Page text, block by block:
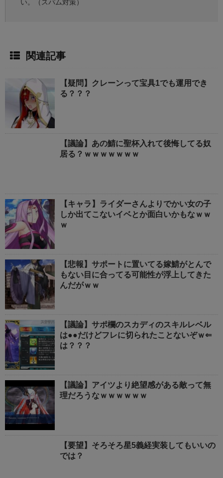
い。（スパム対策）
関連記事
【疑問】クレーンって宝具1でも運用でき
る？？？
【議論】あの鯖に聖杯入れて後悔してる奴
居る？ｗｗｗｗｗｗｗ
【キャラ】ライダーさんよりでかい女の子
しか出てこないイベとか面白いかもなｗｗ
ｗ
【悲報】サポートに置いてる嫁鯖がとんで
もない目に合ってる可能性が浮上してきた
んだがｗｗ
【議論】サポ欄のスカディのスキルレベル
は●●だけどフレに切られたことないぞｗ⇐
は？？？
【議論】アイツより絶望感がある敵って無
理だろうなｗｗｗｗｗｗ
【要望】そろそろ星5義経実装してもいいの
では？